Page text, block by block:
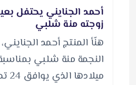
أحمد الجنايني يحتفل
زوجته منة شلبي
هنّأ المنتج أحمد
النجمة منة شلبي